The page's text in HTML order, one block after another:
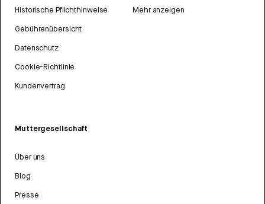
Historische Pflichthinweise
Gebührenübersicht
Datenschutz
Cookie-Richtlinie
Kundenvertrag
Mehr anzeigen
Muttergesellschaft
Über uns
Blog
Presse